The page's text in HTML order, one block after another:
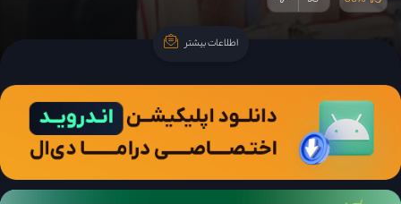
اطلاعات بیشتر